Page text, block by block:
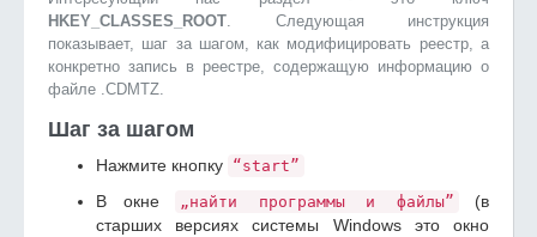
HKEY_CLASSES_ROOT. Следующая инструкция
показывает, шаг за шагом, как модифицировать реестр, а
конкретно запись в реестре, содержащую информацию о
файле .CDMTZ.
Шаг за шагом
Нажмите кнопку “start”
В окне „найти программы и файлы”
(в
старших версиях системы Windows это окно